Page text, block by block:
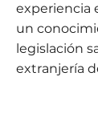
experiencia
un
legislación
extranjería